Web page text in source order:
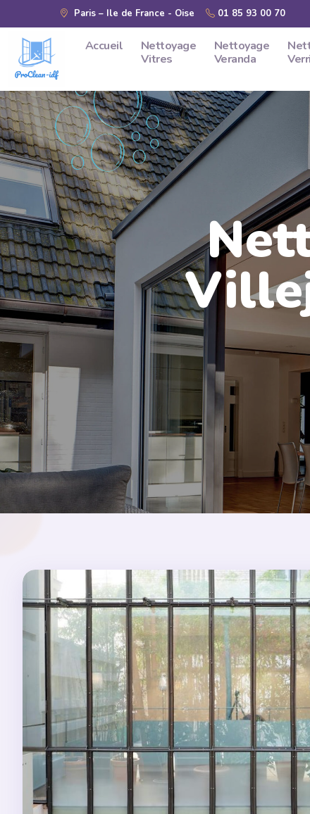
Skip to main contentParis – Ile de France - Oise 01 85 93 00 70
Accueil
Nettoyage
Vitres
Nettoyage
Veranda